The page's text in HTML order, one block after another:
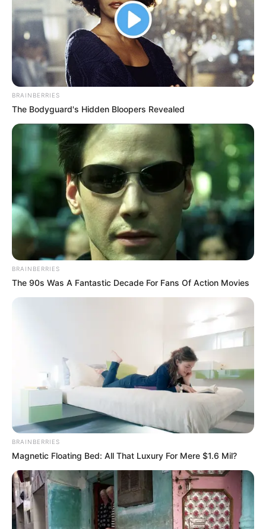
ΛΙΓΑ ΛΟΓΙΑ ΓΙΑ ΜΕΝΑ
ΑΛΕΞΑΝΔΡΟΣ ΖΕΥΣ Ο
ΑΡΧΗΓΟΣ ΤΩΝ ΕΛ. Ο
ΑΠΟΛΥΤΟΣ ΚΥΡΙΑΡΧΟΣ.
ΕΙΝΑΙ ΕΔΩ, ΕΙΝΑΙ...
ΕΙΜΑΣΤΕ ΣΤΗΝ ΤΕΛΙΚΗ
ΕΥΘΕΙΑ.. ΕΙΝΑΙ ΕΔΩ.. ΕΙΝΑΙ
ΜΑΖΙ ΜΑΣ, ΜΑΣ
ΠΡΟΣΤΑΤΕΥΟΥΝ ΚΑΙ...
Ο ΠΟΥ υπό έλεγχο:
παρατυπίες και
συγκρούσεις συμφερόντων
BRAINBERRIES
The Bodyguard's Hidden Bloopers Revealed
BRAINBERRIES
The 90s Was A Fantastic Decade For Fans Of Action Movies
BRAINBERRIES
Magnetic Floating Bed: All That Luxury For Mere $1.6 Mil?